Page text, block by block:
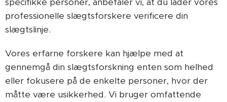
professionelle slægtsforskere verificere din
slægtslinje.
Vores erfarne forskere kan hjælpe med at
gennemgå din slægtsforskning enten som helhed
eller fokusere på de enkelte personer, hvor der
måtte være usikkerhed. Vi bruger omfattende